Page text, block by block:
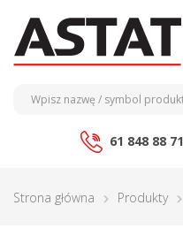
61 848 88 71
Strona główna Produkty